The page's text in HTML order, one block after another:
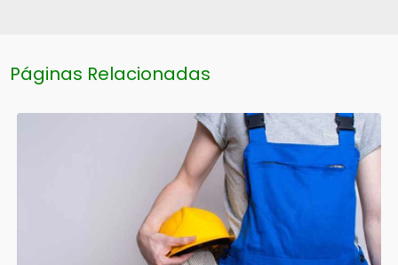
Páginas Relacionadas